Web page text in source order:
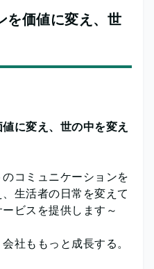
を価値に変え、世
に変え、世の中を変え
コミュニケーションを
生活者の日常を変えて
ビスを提供します～
社ももっと成長する。